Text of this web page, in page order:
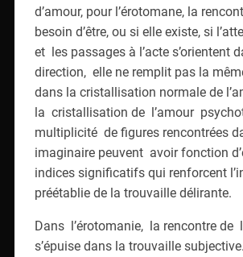
d’amour, pour l’érotomane, la
besoin d’être, ou si elle existe, si
et les passages à l’acte s’orientent
direction, elle ne remplit pas la
dans la cristallisation normale de
la cristallisation de l’amour
multiplicité de figures rencontrées
imaginaire peuvent avoir fonction
indices significatifs qui renforcent
préétablie de la trouvaille délirante.
Dans l’érotomanie, la rencontre de
s’épuise dans la trouvaille